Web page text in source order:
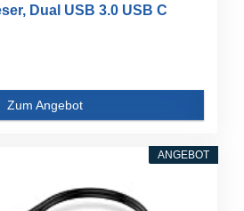
Dual USB 3.0 USB C
Zum Angebot
ANGEBOT